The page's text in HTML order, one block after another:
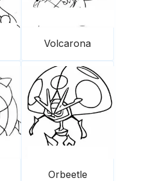
Volcarona
Orbeetle